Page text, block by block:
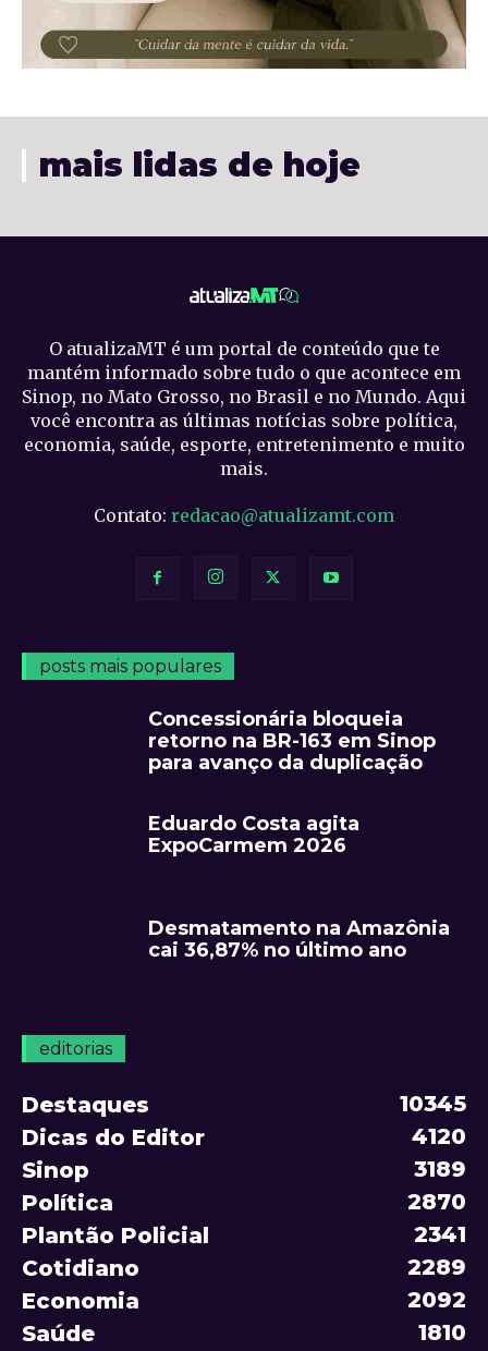
mais lidas de hoje
O atualizaMT é um portal de conteúdo que te
mantém informado sobre tudo o que acontece em
Sinop, no Mato Grosso, no Brasil e no Mundo. Aqui
você encontra as últimas notícias sobre política,
economia, saúde, esporte, entretenimento e muito
mais.
Contato: redacao@atualizamt.com
posts mais populares
Concessionária bloqueia
retorno na BR-163 em Sinop
para avanço da duplicação
Eduardo Costa agita
ExpoCarmem 2026
Desmatamento na Amazônia
cai 36,87% no último ano
editorias
Destaques
10345
Dicas do Editor
4120
Sinop
3189
Política
2870
Plantão Policial
2341
Cotidiano
2289
Economia
2092
Saúde
1810